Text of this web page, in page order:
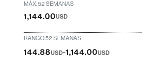
MÁX. 52 SEMANAS
1,144.00USD
RANGO 52 SEMANAS
144.88USD-1,144.00USD